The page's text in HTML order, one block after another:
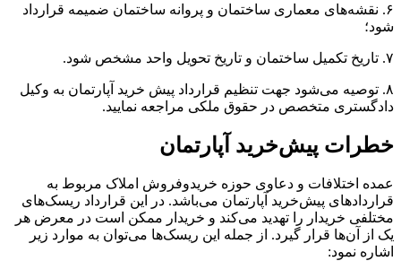
۶. نقشه‌های معماری ساختمان و پروانه ساختمان ضمیمه قرارداد
شود؛
۷. تاریخ تکمیل ساختمان و تاریخ تحویل واحد مشخص شود.
۸. توصیه می‌شود جهت تنظیم قرارداد پیش خرید آپارتمان به وکیل
دادگستری متخصص در حقوق ملکی مراجعه نمایید.
خطرات پیش‌خرید آپارتمان
عمده اختلافات و دعاوی حوزه خرید‌و‌فروش املاک مربوط به
قرارداد‌های پیش‌خرید آپارتمان می‌باشد. در این قرارداد ریسک‌های
مختلفی خریدار را تهدید می‌کند و خریدار ممکن است در معرض هر
یک از آن‌ها قرار گیرد. از جمله این ریسک‌ها می‌توان به موارد زیر
اشاره نمود: